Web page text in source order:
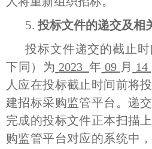
5. 投标文件的递交及相
投标文件递交的截止
下同）为 2023 年 09 月 14
人应在投标截止时间前将
建招标采购监管平台。递
完成的投标文件正本扫描
购监管平台对应的系统中